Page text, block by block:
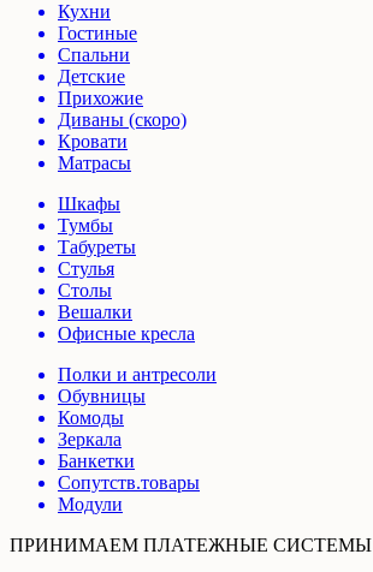
Кухни
Гостиные
Спальни
Детские
Прихожие
Диваны (скоро)
Кровати
Матрасы
Шкафы
Тумбы
Табуреты
Стулья
Столы
Вешалки
Офисные кресла
Полки и антресоли
Обувницы
Комоды
Зеркала
Банкетки
Сопутств.товары
Модули
ПРИНИМАЕМ ПЛАТЕЖНЫЕ СИСТЕМЫ